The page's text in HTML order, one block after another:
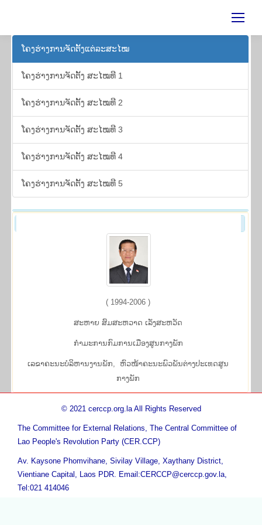
ໂຄງ​ຮ່າງ​ການ​ຈັດ​ຕັ້ງ​ແຕ່​ລະ​ສະ​ໄໝ
ໂຄງ​ຮ່າງ​ການ​ຈັດ​ຕັ້ງ ສະ​ໄໝ​ທີ 1
ໂຄງ​ຮ່າງ​ການ​ຈັດ​ຕັ້ງ ສະ​ໄໝ​ທີ 2
ໂຄງ​ຮ່າງ​ການ​ຈັດ​ຕັ້ງ ສະ​ໄໝ​ທີ 3
ໂຄງ​ຮ່າງ​ການ​ຈັດ​ຕັ້ງ ສະ​ໄໝ​ທີ 4
ໂຄງ​ຮ່າງ​ການ​ຈັດ​ຕັ້ງ ສະ​ໄໝ​ທີ 5
( 1994-2006 )
ສະ​ຫາຍ ສົມ​ສະ​ຫວາດ ເລັ່ງ​ສະ​ຫວັດ
ກຳ​ມະ​ການ​ກົມ​ການ​ເມືອງ​ສູນ​ກາງ​ພັກ
ເລຂາຄະນະບໍລິຫານງານພັກ, ຫົວ​ໜ້າ​ຄະ​ນະ​ພົວ​ພັນ​ຕ່າງ​ປະ​ເທດສູນ​
ກາງ​ພັກ
© 2021 cerccp.org.la All Rights Reserved
The Committee for External Relations, The Central Committee of
Lao People's Revolution Party (CER.CCP)
Av. Kaysone Phomvihane, Sivilay Village, Xaythany District,
Vientiane Capital, Laos PDR. Email:CERCCP@cerccp.gov.la,
Tel:021 414046